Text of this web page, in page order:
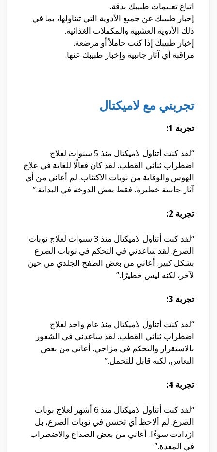
اتباع تعليمات طبيبك بدقة.
إخبار طبيبك عن جميع الأدوية التي تتناولها، بما في
ذلك الأدوية العشبية والمكملات الغذائية.
إخبار طبيبك إذا كنت حاملاً أو مرضعة.
مراقبة أي آثار جانبية وإخبار طبيبك عنها.
تجربتي مع لاميكتال
تجربة 1:
“لقد كنت أتناول لاميكتال منذ 5 سنوات لعلاج
اضطراب ثنائي القطب. لقد كان فعالًا للغاية في علاج
الهوس والوقاية من نوبات الاكتئاب. لم أعاني من أي
آثار جانبية خطيرة، فقط بعض الدوخة في البداية.”
تجربة 2:
“لقد كنت أتناول لاميكتال منذ 3 سنوات لعلاج نوبات
الصرع. لقد ساعدني في التحكم في نوبات الصرع
بشكل كبير. أعاني من بعض الطفح الجلدي من حين
لآخر، لكنه ليس خطيرًا.”
تجربة 3:
“لقد كنت أتناول لاميكتال منذ عام واحد لعلاج
اضطراب ثنائي القطب. لقد ساعدني في الشعور
بالاستقرار والتحكم في مزاجي. أعاني من بعض
النعاس، لكنه قابل للتحمل.”
تجربة 4:
“لقد كنت أتناول لاميكتال منذ 6 أشهر لعلاج نوبات
الصرع. لم ألاحظ أي تحسن في نوبات الصرع، بل
ازدادت سوءًا. أعاني من بعض الصداع والاضطراب
في المعدة.”